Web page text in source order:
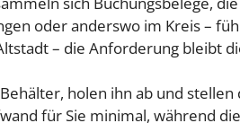
oder anderswo im Kreis –
– die Anforderung bleibt
holen ihn ab und
für Sie minimal, während